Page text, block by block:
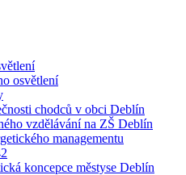
osvětlení
chodců v obci Deblín
vzdělávání na ZŠ Deblín
managementu
koncepce městyse Deblín